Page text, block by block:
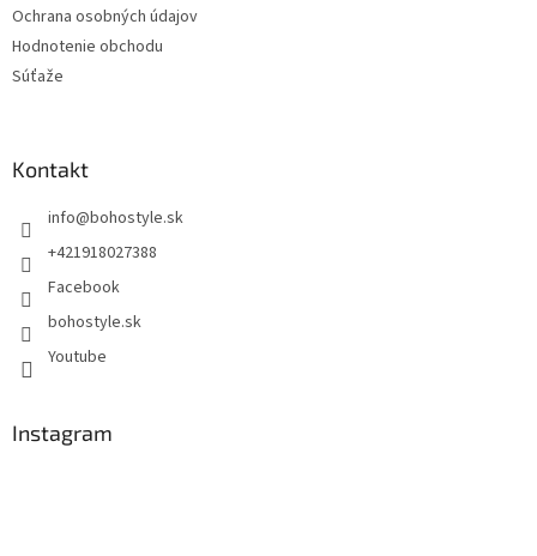
Ochrana osobných údajov
Hodnotenie obchodu
Súťaže
Kontakt
info@bohostyle.sk
+421918027388
Facebook
bohostyle.sk
Youtube
Instagram